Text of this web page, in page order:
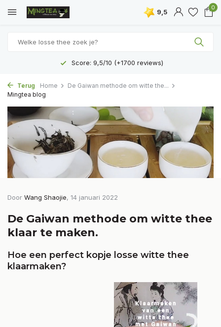
9,5
0
Score: 9,5/10 (+1700 reviews)
Terug Home
De Gaiwan methode om witte the...
Mingtea blog
Door Wang Shaojie, 14 januari 2022
De Gaiwan methode om witte thee
klaar te maken.
Hoe een perfect kopje losse witte thee
klaarmaken?